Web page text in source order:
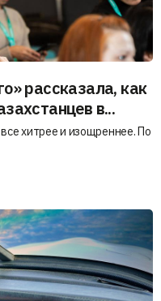
рассказала, как
в...
хитрее и изощреннее. По